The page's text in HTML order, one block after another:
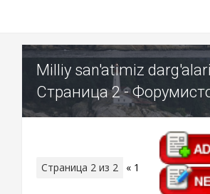
Milliy san'atimiz
Страница 2 -
Страница 2 из 2 « 1